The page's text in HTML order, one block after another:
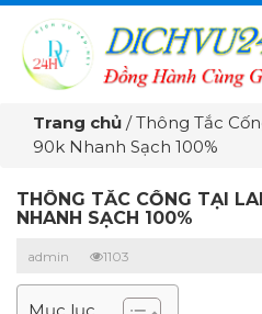
Trang chủ /Thông Tắc
90k Nhanh Sạch 100%
THÔNG TẮC CỐNG TẠI
NHANH SẠCH 100%
admin 1103
Mục lục